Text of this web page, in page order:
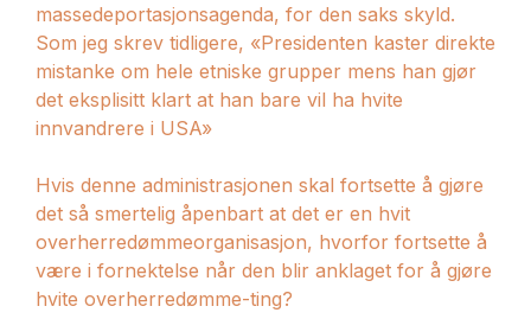
massedeportasjonsagenda, for den saks skyld.
Som jeg skrev tidligere, «Presidenten kaster direkte
mistanke om hele etniske grupper mens han gjør
det eksplisitt klart at han bare vil ha hvite
innvandrere i USA»
Hvis denne administrasjonen skal fortsette å gjøre
det så smertelig åpenbart at det er en hvit
overherredømmeorganisasjon, hvorfor fortsette å
være i fornektelse når den blir anklaget for å gjøre
hvite overherredømme-ting?